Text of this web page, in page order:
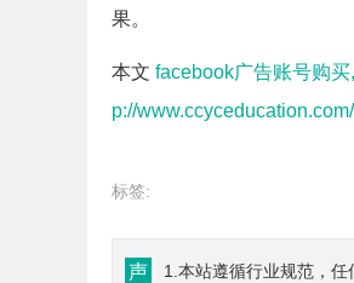
果。
本文 facebook广告账号购
p://
标签:
声
1.本站遵循行业规范，